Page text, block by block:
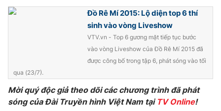
Thị trường
Lịch phát sóng
Podcast
Photo Infographic
Đồ Rê Mí 2015: Lộ diện top 6 thí
sinh vào vòng Liveshow
VTV.vn - Top 6 gương mặt tiếp tục bước
vào vòng Liveshow của Đồ Rê Mí 2015 đã
được công bố trong tập 6, phát sóng vào tối
qua (23/7).
Mời quý độc giả theo dõi các chương trình đã phát
sóng của Đài Truyền hình Việt Nam tạiTV Online!